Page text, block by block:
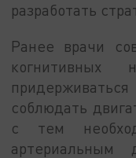
разработать
Ранее врачи
соблюдать
с тем
артериальным